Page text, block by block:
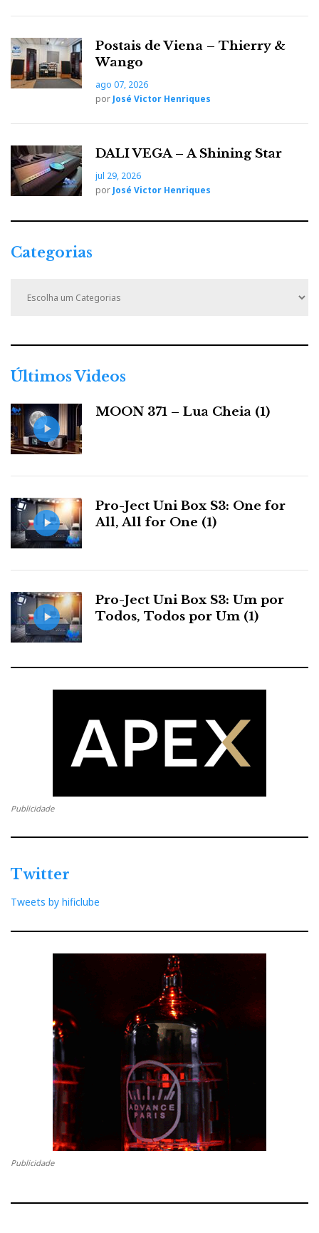
Postais de Viena – Thierry &
Wango
ago 07, 2026
por José Victor Henriques
DALI VEGA – A Shining Star
jul 29, 2026
por José Victor Henriques
Categorias
r
i
s
Últimos Videos
MOON 371 – Lua Cheia (1)
Pro-Ject Uni Box S3: One for
All, All for One (1)
Pro-Ject Uni Box S3: Um por
Todos, Todos por Um (1)
Publicidade
Twitter
Tweets by hificlube
Publicidade